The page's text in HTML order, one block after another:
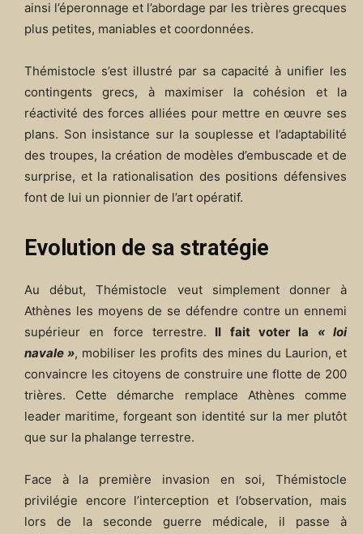
ainsi l’éperonnage et l’abordage par les trières grecques
plus petites, maniables et coordonnées.
Thémistocle s’est illustré par sa capacité à unifier les
contingents grecs, à maximiser la cohésion et la
réactivité des forces alliées pour mettre en œuvre ses
plans. Son insistance sur la souplesse et l’adaptabilité
des troupes, la création de modèles d’embuscade et de
surprise, et la rationalisation des positions défensives
font de lui un pionnier de l’art opératif.
Evolution de sa stratégie
Au début, Thémistocle veut simplement donner à
Athènes les moyens de se défendre contre un ennemi
supérieur en force terrestre. Il fait voter la « loi
navale », mobiliser les profits des mines du Laurion, et
convaincre les citoyens de construire une flotte de 200
trières. Cette démarche remplace Athènes comme
leader maritime, forgeant son identité sur la mer plutôt
que sur la phalange terrestre.
Face à la première invasion en soi, Thémistocle
privilégie encore l’interception et l’observation, mais
lors de la seconde guerre médicale, il passe à